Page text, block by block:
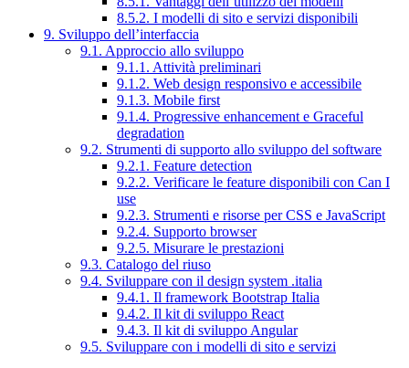
8.5.2. I modelli di sito e servizi disponibili
9. Sviluppo dell’interfaccia
9.1. Approccio allo sviluppo
9.1.1. Attività preliminari
9.1.2. Web design responsivo e accessibile
9.1.3. Mobile first
9.1.4. Progressive enhancement e Graceful
degradation
9.2. Strumenti di supporto allo sviluppo del software
9.2.1. Feature detection
9.2.2. Verificare le feature disponibili con Can I
use
9.2.3. Strumenti e risorse per CSS e JavaScript
9.2.4. Supporto browser
9.2.5. Misurare le prestazioni
9.3. Catalogo del riuso
9.4. Sviluppare con il design system .italia
9.4.1. Il framework Bootstrap Italia
9.4.2. Il kit di sviluppo React
9.4.3. Il kit di sviluppo Angular
9.5. Sviluppare con i modelli di sito e servizi